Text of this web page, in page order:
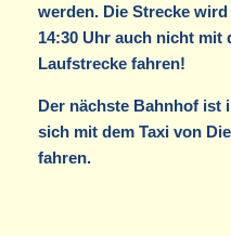
werden. Die Strecke
14:30 Uhr auch nicht mit
Laufstrecke fahren!
Der nächste Bahnhof ist
sich mit dem Taxi von
fahren.